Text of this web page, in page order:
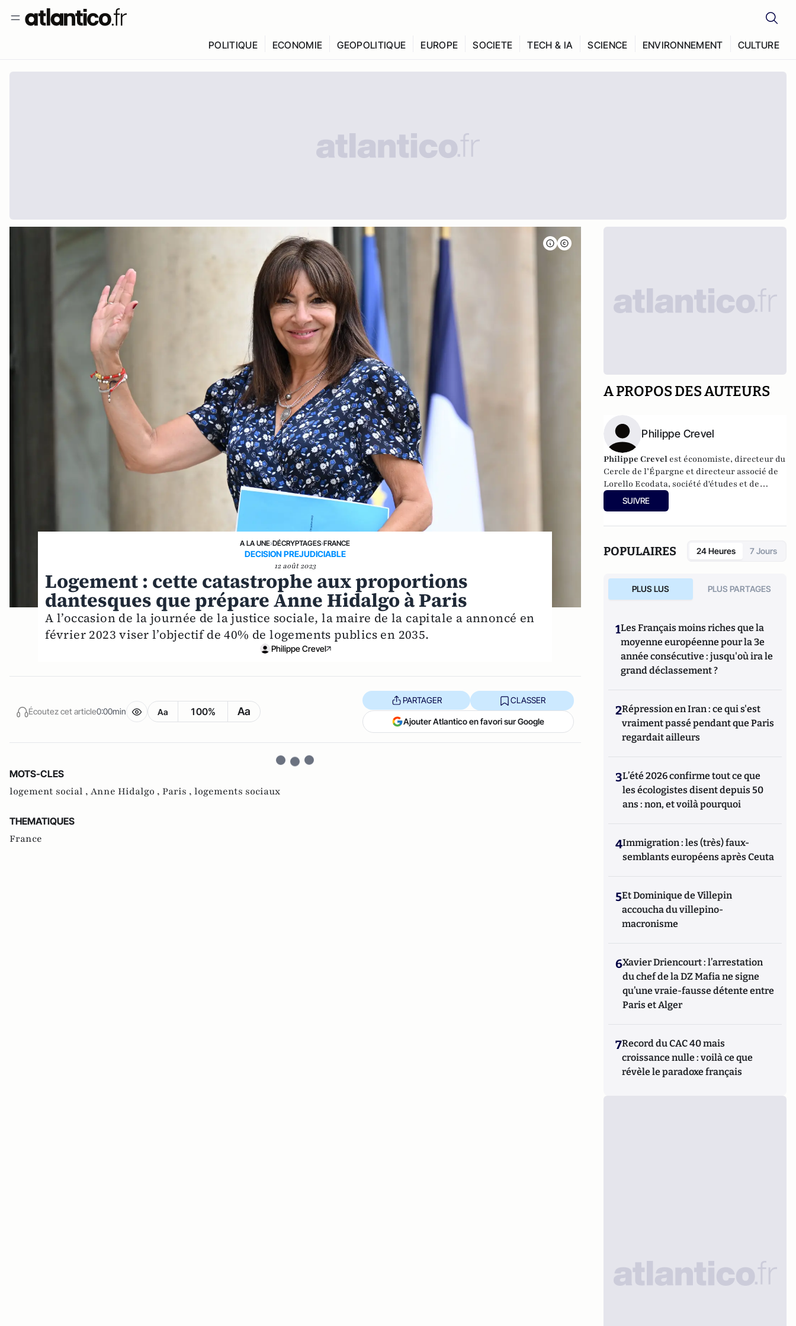
POLITIQUE ECONOMIE GEOPOLITIQUE EUROPE SOCIETE TECH & IA SCIENCE ENVIRONNEMENT CULTURE
A LA UNE›DÉCRYPTAGES›FRANCE
DECISION PREJUDICIABLE
12 août 2023
Logement : cette catastrophe aux proportions
dantesques que prépare Anne Hidalgo à Paris
A l’occasion de la journée de la justice sociale, la maire de la capitale a annoncé en
février 2023 viser l’objectif de 40% de logements publics en 2035.
Philippe Crevel
Écoutez cet article0:00min Aa 100% Aa
PARTAGER CLASSER
Ajouter Atlantico en favori sur Google
MOTS-CLES
logement social , Anne Hidalgo , Paris , logements sociaux
THEMATIQUES
France
A PROPOS DES AUTEURS
Philippe Crevel
Philippe Crevel est économiste, directeur du
Cercle de l’Épargne et directeur associé de
Lorello Ecodata, société d'études et de
conseils en stratégies économiques.
SUIVRE
POPULAIRES 24 Heures 7 Jours
PLUS LUS PLUS PARTAGES
1Les Français moins riches que la
moyenne européenne pour la 3e
année consécutive : jusqu'où ira le
grand déclassement ?
2Répression en Iran : ce qui s'est
vraiment passé pendant que Paris
regardait ailleurs
3L’été 2026 confirme tout ce que
les écologistes disent depuis 50
ans : non, et voilà pourquoi
4Immigration : les (très) faux-
semblants européens après Ceuta
5Et Dominique de Villepin
accoucha du villepino-
macronisme
6Xavier Driencourt : l’arrestation
du chef de la DZ Mafia ne signe
qu’une vraie-fausse détente entre
Paris et Alger
7Record du CAC 40 mais
croissance nulle : voilà ce que
révèle le paradoxe français